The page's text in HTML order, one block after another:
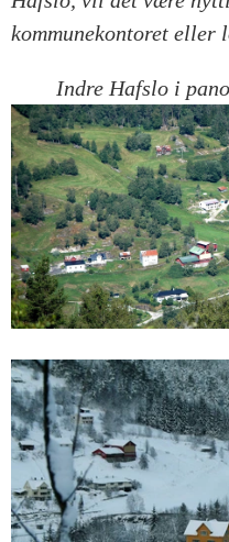
kommunekontoret eller
Indre Hafslo i